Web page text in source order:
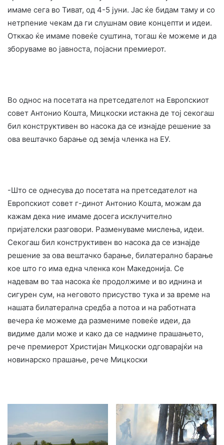
имаме сега во Тиват, од 4-5 јуни. Јас ќе бидам таму и со
нетрпение чекам да ги слушнам овие концепти и идеи.
Отккао ќе имаме повеќе суштина, тогаш ќе можеме и да
зборуваме во јавноста, појасни премиерот.
Во однос на посетата на претседателот на Европскиот
совет Антонио Кошта, Мицкоски истакна де тој секогаш
бил конструктивен во насока да се изнајде решение за
ова вештачко барање од земја членка на ЕУ.
-Што се однесува до посетата на претседателот на
Европскиот совет г-динот Антонио Кошта, можам да
кажам дека ние имаме досега исклучително
пријателски разговори. Разменуваме мислења, идеи.
Секогаш бил конструктивен во насока да се изнајде
решение за ова вештачко барање, билатерално барање
кое што го има една членка кон Македонија. Се
надевам во таа насока ќе продолжиме и во иднина и
сигурен сум, на неговото присуство тука и за време на
нашата билатерална средба а потоа и на работната
вечера ќе можеме да размениме повеќе идеи, да
видиме дали може и како да се надмине прашањето,
рече премиерот Христијан Мицкоски одговарајќи на
новинарско прашање, рече Мицкоски